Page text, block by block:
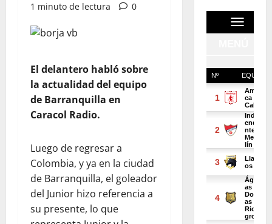
1 minuto de lectura
0
El delantero habló sobre
la actualidad del equipo
de Barranquilla en
Caracol Radio.
Luego de regresar a
Colombia, y ya en la ciudad
de Barranquilla, el goleador
del Junior hizo referencia a
su presente, lo que